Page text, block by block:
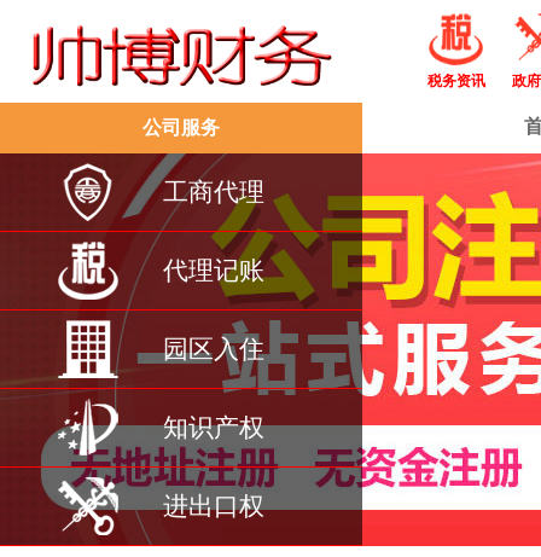
税务资讯 政
公司服务
工商代理
代理记账
园区入住
知识产权
进出口权